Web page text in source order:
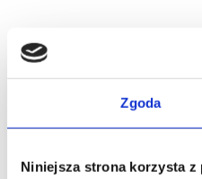
Zgoda
Niniejsza strona korzysta z